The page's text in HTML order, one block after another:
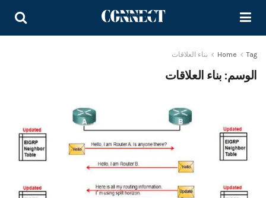
Home Tag بناء العلاقات
الوسم: بناء العلاقات